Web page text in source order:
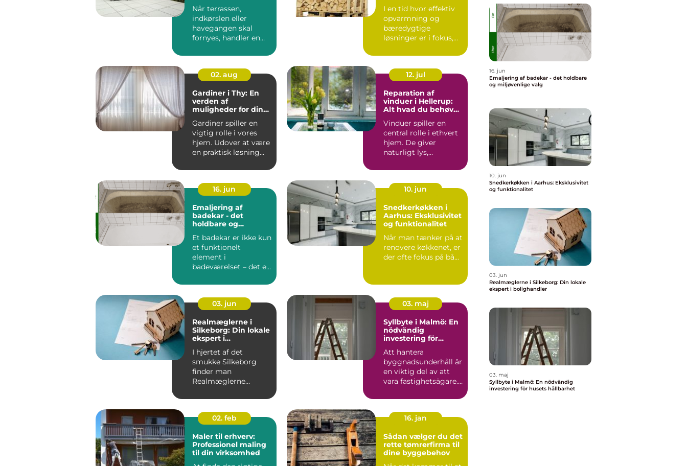
Når terrassen,
indkørslen eller
havegangen skal
fornyes, handler en
I en tid hvor effektiv
opvarmning og
bæredygtige
løsninger er i fokus,
02. aug
Gardiner i Thy: En
verden af
muligheder for din
Gardiner spiller en
vigtig rolle i vores
hjem. Udover at være
en praktisk løsning
12. jul
Reparation af
vinduer i Hellerup:
Alt hvad du behøver
Vinduer spiller en
central rolle i ethvert
hjem. De giver
naturligt lys,
forbinder in...
16. jun
Emaljering af
badekar - det
holdbare og
Et badekar er ikke kun
et funktionelt
element i
badeværelset – det er
10. jun
Snedkerkøkken i
Aarhus: Eksklusivitet
og funktionalitet
Når man tænker på at
renovere køkkenet, er
der ofte fokus på bå...
03. jun
Realmæglerne i
Silkeborg: Din lokale
ekspert i
I hjertet af det
smukke Silkeborg
finder man
Realmæglerne
ejendomsmægler m...
03. maj
Syllbyte i Malmö: En
nödvändig
investering för
Att hantera
byggnadsunderhåll är
en viktig del av att
vara fastighetsägare.
02. feb
Maler til erhverv:
Professionel maling
til din virksomhed
16. jan
Sådan vælger du det
rette tømrerfirma til
dine byggebehov
16. jun
Emaljering af badekar - det holdbare
og miljøvenlige valg
10. jun
Snedkerkøkken i Aarhus: Eksklusivitet
og funktionalitet
03. jun
Realmæglerne i Silkeborg: Din lokale
ekspert i bolighandler
03. maj
Syllbyte i Malmö: En nödvändig
investering för husets hållbarhet